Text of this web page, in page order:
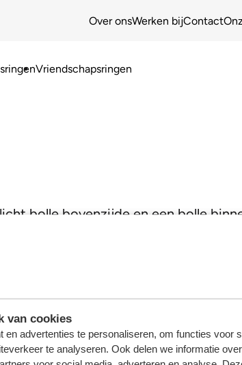
van cookies
en advertenties te personaliseren, om functies voor
te analyseren. Ook delen we informatie
Over onsWerken bijContact
Vriendschapsringen
bolle bovenzijde en een bolle